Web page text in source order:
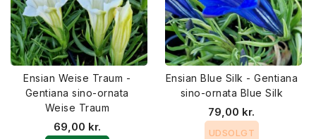
Ensian Weise Traum -
Gentiana sino-ornata
Weise Traum
69,00 kr.
Ensian Blue Silk - Gentiana
sino-ornata Blue Silk
79,00 kr.
UDSOLGT